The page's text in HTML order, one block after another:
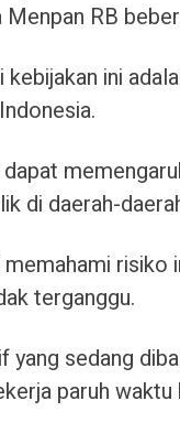
RB
kebijakan ini
di daerah-
terganggu.
yang sedang
paruh